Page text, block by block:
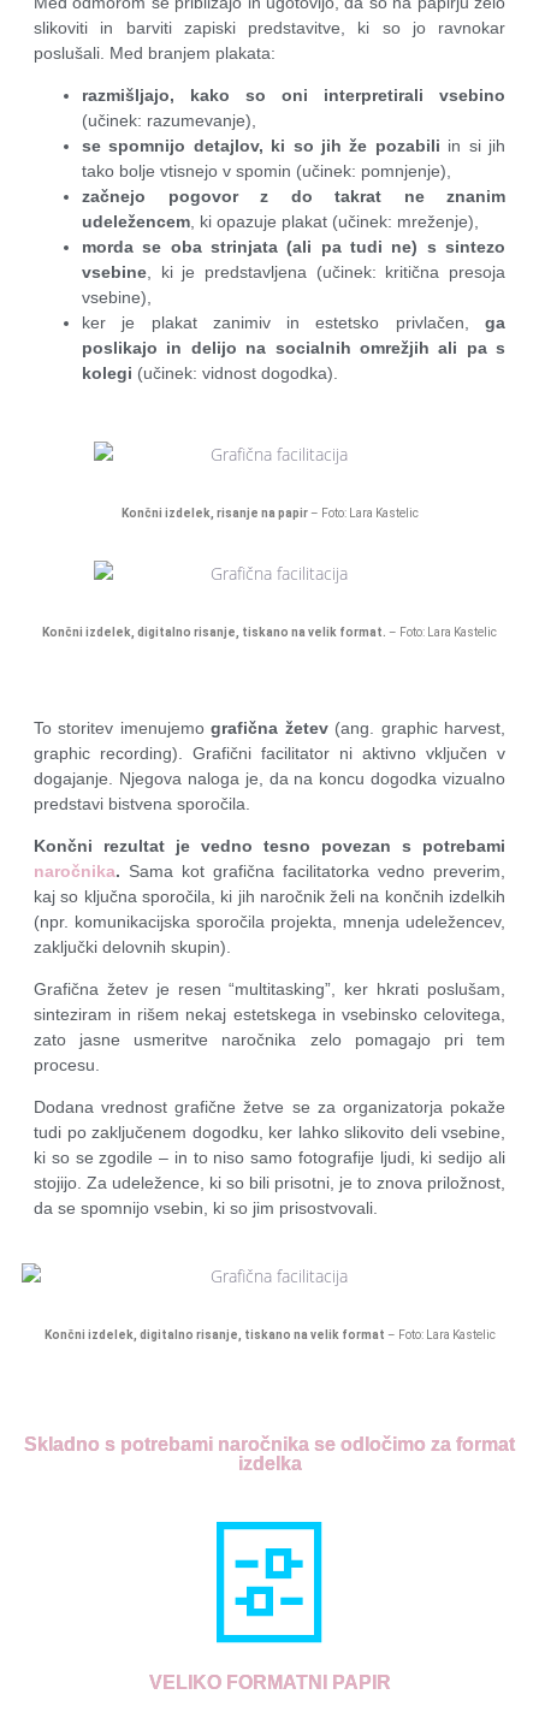
slikoviti in barviti zapiski predstavitve, ki so jo ravnokar
poslušali. Med branjem plakata:
razmišljajo, kako so oni interpretirali vsebino
(učinek: razumevanje),
se spomnijo detajlov, ki so jih že pozabili in si jih
tako bolje vtisnejo v spomin (učinek: pomnjenje),
začnejo pogovor z do takrat ne znanim
udeležencem, ki opazuje plakat (učinek: mreženje),
morda se oba strinjata (ali pa tudi ne) s sintezo
vsebine, ki je predstavljena (učinek: kritična presoja
vsebine),
ker je plakat zanimiv in estetsko privlačen, ga
poslikajo in delijo na socialnih omrežjih ali pa s
kolegi (učinek: vidnost dogodka).
Končni izdelek, risanje na papir– Foto: Lara Kastelic
Končni izdelek, digitalno risanje, tiskano na velik format. – Foto: Lara Kastelic
To storitev imenujemografična žetev(ang. graphic harvest,
graphic recording). Grafični facilitator ni aktivno vključen v
dogajanje. Njegova naloga je, da na koncu dogodka vizualno
predstavi bistvena sporočila.
Končni rezultat je vedno tesno povezan s potrebami
naročnika. Sama kot grafična facilitatorka vedno preverim,
kaj so ključna sporočila, ki jih naročnik želi na končnih izdelkih
(npr. komunikacijska sporočila projekta, mnenja udeležencev,
zaključki delovnih skupin).
Grafična žetev je resen “multitasking”, ker hkrati poslušam,
sinteziram in rišem nekaj estetskega in vsebinsko celovitega,
zato jasne usmeritve naročnika zelo pomagajo pri tem
procesu.
Dodana vrednost grafične žetve se za organizatorja pokaže
tudi po zaključenem dogodku, ker lahko slikovito deli vsebine,
ki so se zgodile – in to niso samo fotografije ljudi, ki sedijo ali
stojijo. Za udeležence, ki so bili prisotni, je to znova priložnost,
da se spomnijo vsebin, ki so jim prisostvovali.
Končni izdelek, digitalno risanje, tiskano na velik format – Foto: Lara Kastelic
Skladno s potrebami naročnika se odločimo za format
izdelka
VELIKO FORMATNI PAPIR